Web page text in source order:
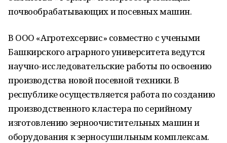
почвообрабатывающих и посевных машин.
В ООО «Агротехсервис» совместно с учеными
Башкирского аграрного университета ведутся
научно-исследовательские работы по освоению
производства новой посевной техники. В
республике осуществляется работа по созданию
производственного кластера по серийному
изготовлению зерноочистительных машин и
оборудования к зерносушильным комплексам.